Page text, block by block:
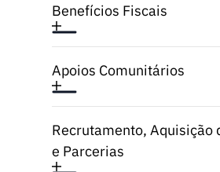
Benefícios Fiscais
Apoios Comunitários
Recrutamento, Aquisição
e Parcerias